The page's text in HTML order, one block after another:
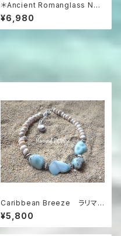
＊Ancient Romanglass Nec
klace3WAY☆ローマングラス
ブラックスピネルネックレス☆ユ
ニセックス☆
¥6,980
Caribbean Breeze ラリマ
ーとコンクシェルのビーチブレ
スレット
¥5,800